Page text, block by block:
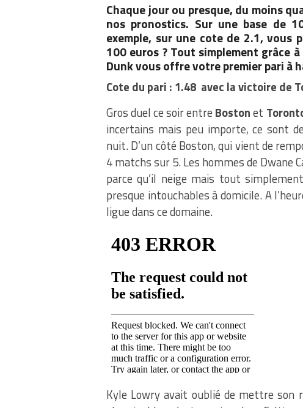
Chaque jour ou presque, du moins
nos pronostics. Sur une base de
exemple, sur une cote de 2.1, vous
100 euros ? Tout simplement grâce
Dunk vous offre votre premier pari à
Cote du pari : 1.48 avec la victoire de
Gros duel ce soir entre Bostonet
incertains mais peu importe, ce sont
nuit. D’un côté Boston, qui vient de
4 matchs sur 5. Les hommes de Dwane
parce qu’il neige mais tout
presque intouchables à domicile. A
ligue dans ce domaine.
Kyle Lowry avait oublié de mettre son